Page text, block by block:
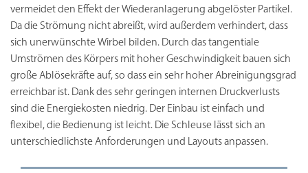
vermeidet den Effekt der Wiederanlagerung abgelöster Partikel.
Da die Strömung nicht abreißt, wird außerdem verhindert, dass
sich unerwünschte Wirbel bilden. Durch das tangentiale
Umströmen des Körpers mit hoher Geschwindigkeit bauen sich
große Ablösekräfte auf, so dass ein sehr hoher Abreinigungsgrad
erreichbar ist. Dank des sehr geringen internen Druckverlusts
sind die Energiekosten niedrig. Der Einbau ist einfach und
flexibel, die Bedienung ist leicht. Die Schleuse lässt sich an
unterschiedlichste Anforderungen und Layouts anpassen.